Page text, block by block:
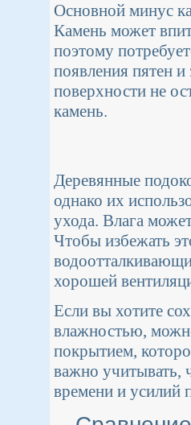
Основной минус
Камень может
поэтому
появления пятен
поверхности не
камень.
Деревянные
однако их
ухода. Влага
Чтобы избежать
хорошей
Если вы хотите
влажностью,
покрытием,
важно учитывать,
времени и усилий